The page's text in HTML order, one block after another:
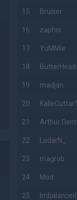
15 Bruiser
16 zaphio
17 YuMMie
18 ButterHead
19 madjan
20 KalleCuttar1
21 Arthur Dent
22 LodarN_
23 magrob
24 Mod
25 Imbalanced